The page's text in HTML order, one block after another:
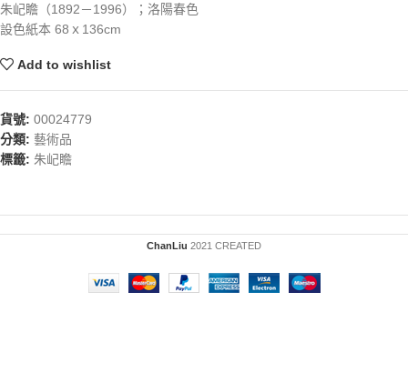
朱屺瞻（1892－1996）；洛陽春色
設色紙本 68ｘ136cm
Add to wishlist
貨號: 00024779
分類: 藝術品
標籤: 朱屺瞻
ChanLiu 2021 CREATED